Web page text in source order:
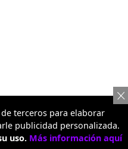
terceros para elaborar
publicidad personalizada.
uso. Más información aquí